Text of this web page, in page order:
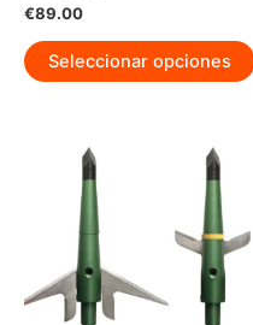
Valorado
con
de
5
€89.00
Seleccionar opciones